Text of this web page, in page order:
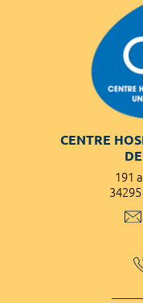
CENTRE
191